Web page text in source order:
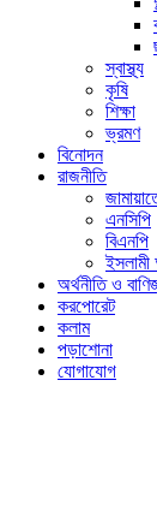
স্বাস্থ্য
কৃষি
শিক্ষা
ভ্রমণ
বিনোদন
রাজনীতি
এনসিপি
বিএনপি
ইসলামী
অর্থনীতি ও
করপোরেট
কলাম
পড়াশোনা
যোগাযোগ